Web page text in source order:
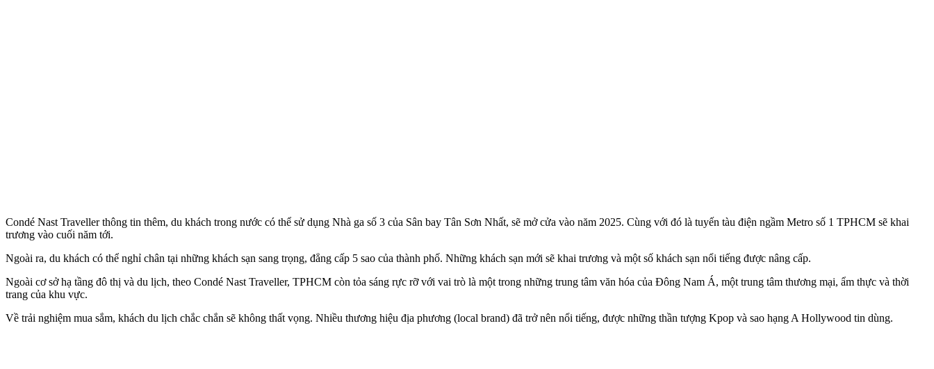
Condé Nast Traveller thông tin thêm, du khách trong nước có thể sử dụng Nhà ga số 3 của Sân bay Tân Sơn Nhất, sẽ mở cửa vào năm 2025. Cùng với đó là tuyến tàu điện ngầm Metro số 1 TPHCM sẽ khai
trương vào cuối năm tới.
Ngoài ra, du khách có thể nghỉ chân tại những khách sạn sang trọng, đẳng cấp 5 sao của thành phố. Những khách sạn mới sẽ khai trương và một số khách sạn nổi tiếng được nâng cấp.
Ngoài cơ sở hạ tầng đô thị và du lịch, theo Condé Nast Traveller, TPHCM còn tỏa sáng rực rỡ với vai trò là một trong những trung tâm văn hóa của Đông Nam Á, một trung tâm thương mại, ẩm thực và thời
trang của khu vực.
Về trải nghiệm mua sắm, khách du lịch chắc chắn sẽ không thất vọng. Nhiều thương hiệu địa phương (local brand) đã trở nên nổi tiếng, được những thần tượng Kpop và sao hạng A Hollywood tin dùng.